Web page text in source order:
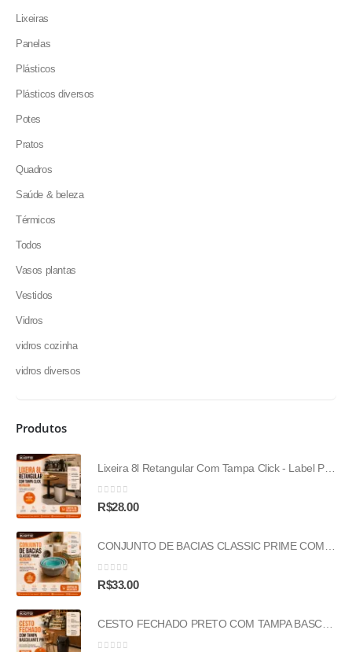
Lixeiras
Panelas
Plásticos
Plásticos diversos
Potes
Pratos
Quadros
Saúde & beleza
Térmicos
Todos
Vasos plantas
Vestidos
Vidros
vidros cozinha
vidros diversos
Produtos
Lixeira 8l Retangular Com Tampa Click - Label Prata
0out of 5
R$28.00
0out of 5
R$33.00
CESTO FECHADO PRETO COM TAMPA BASCULANTE PRETA - 53L